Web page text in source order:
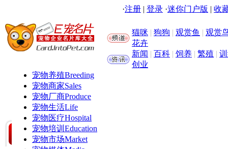
·注册 | 登录 ·迷你门户版 | 收
猫咪 | 狗狗 | 观赏鱼 | 观赏
花卉
新闻 | 百科 | 饲养 | 繁殖 |
创业
宠物养殖Breeding
宠物商家Sales
宠物厂商Produce
宠物生活Life
宠物医疗Hospital
宠物培训 Education
宠物市场Market